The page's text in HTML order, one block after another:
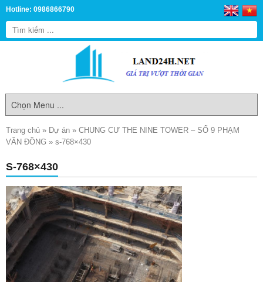
Hotline: 0986866790
Trang chủ » Dự án » CHUNG CƯ THE NINE TOWER – SỐ 9 PHẠM
VĂN ĐỒNG » s-768×430
S-768×430